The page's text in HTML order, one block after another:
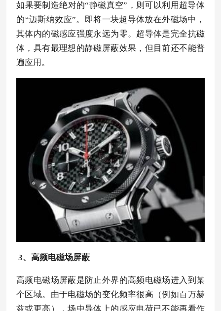
如果要制造绝对的“静磁真空”，则可以利用超导体
的“迈斯纳效应”。即将一块超导体放在外磁场中，
其体内的磁感应强度永远为零。超导体是完全抗磁
体，具有最理想的静磁屏蔽效果，但目前还不能普
遍应用。
3、高频电磁场屏蔽
高频电磁场屏蔽是防止外界的高频电磁场进入到某
个区域。由于电磁场的变化频率很高（例如百万赫
兹或更高），场中导体上的感应电荷已不能再看作